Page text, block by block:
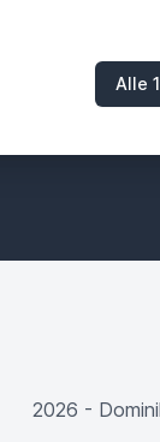
Alle
2026 -